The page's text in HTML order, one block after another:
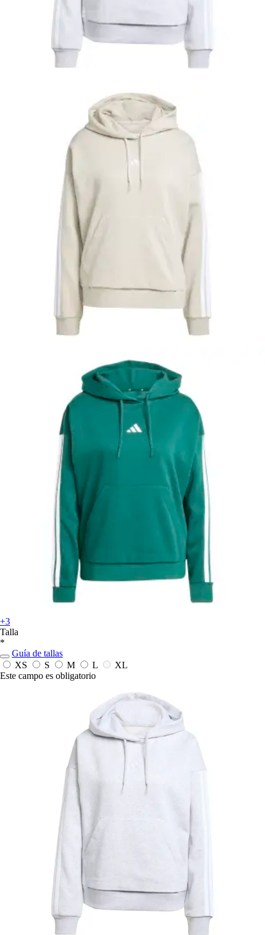
+3
Talla
*
Guía de tallas
XS
S M L
XL
Este campo es obligatorio